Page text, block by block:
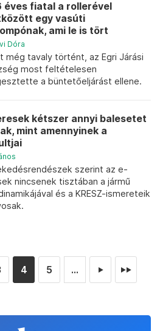
éves fiatal a rollerével
egy vasúti
ami le is tört
Dóra
még tavaly történt, az Egri Járási
most feltételesen
a büntetőeljárást ellene.
kétszer annyi balesetet
mint amennyinek a
szerint az e-
nincsenek tisztában a jármű
és a KRESZ-ismereteik
4 5 ... ► ►►